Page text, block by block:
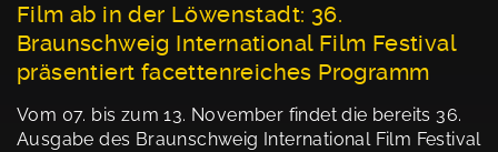
Film ab in der Löwenstadt: 36.
Braunschweig International Film Festival
präsentiert facettenreiches Programm
Vom 07. bis zum 13. November findet die bereits 36.
Ausgabe des Braunschweig International Film Festival